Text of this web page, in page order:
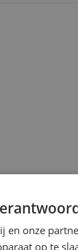
en onze
op te